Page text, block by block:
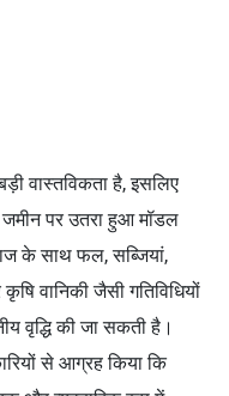
वास्तविकता है, इसलिए
जमीन पर उतरा हुआ मॉडल
के साथ फल, सब्जियां,
वानिकी जैसी गतिविधियों
वृद्धि की जा सकती है।
से आग्रह किया कि